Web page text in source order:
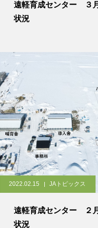
遠軽育成センター ３
状況
2022.02.15 JAトピックス
遠軽育成センター ２
状況